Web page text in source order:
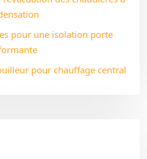
pour une isolation porte
pour chauffage central